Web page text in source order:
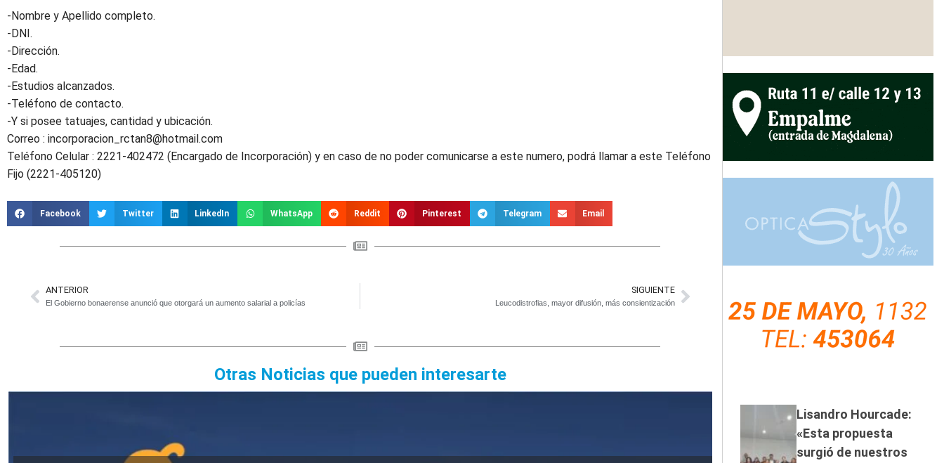
-Nombre y Apellido completo.
-DNI.
-Dirección.
-Edad.
-Estudios alcanzados.
-Teléfono de contacto.
-Y si posee tatuajes, cantidad y ubicación.
Correo : incorporacion_rctan8@hotmail.com
Teléfono Celular : 2221-402472 (Encargado de Incorporación) y en caso de no poder comunicarse a este numero, podrá llamar a este Teléfono
Fijo (2221-405120)
Facebook Twitter LinkedIn WhatsApp Reddit Pinterest Telegram Email
ANTERIOR
El Gobierno bonaerense anunció que otorgará un aumento salarial a policías
SIGUIENTE
Leucodistrofias, mayor difusión, más consientización
Otras Noticias que pueden interesarte
Lisandro Hourcade:
«Esta propuesta
surgió de nuestros